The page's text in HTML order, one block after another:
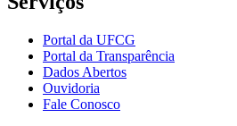
Portal da UFCG
Portal da Transparência
Dados Abertos
Ouvidoria
Fale Conosco